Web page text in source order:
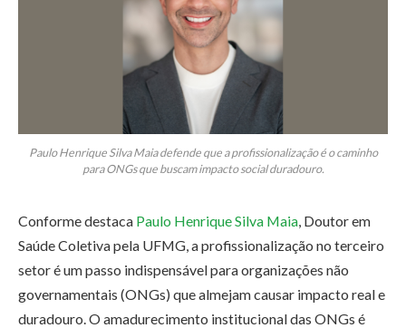
Paulo Henrique Silva Maia defende que a profissionalização é o caminho
para ONGs que buscam impacto social duradouro.
Conforme destaca Paulo Henrique Silva Maia , Doutor em
Saúde Coletiva pela UFMG, a profissionalização no terceiro
setor é um passo indispensável para organizações não
governamentais (ONGs) que almejam causar impacto real e
duradouro. O amadurecimento institucional das ONGs é